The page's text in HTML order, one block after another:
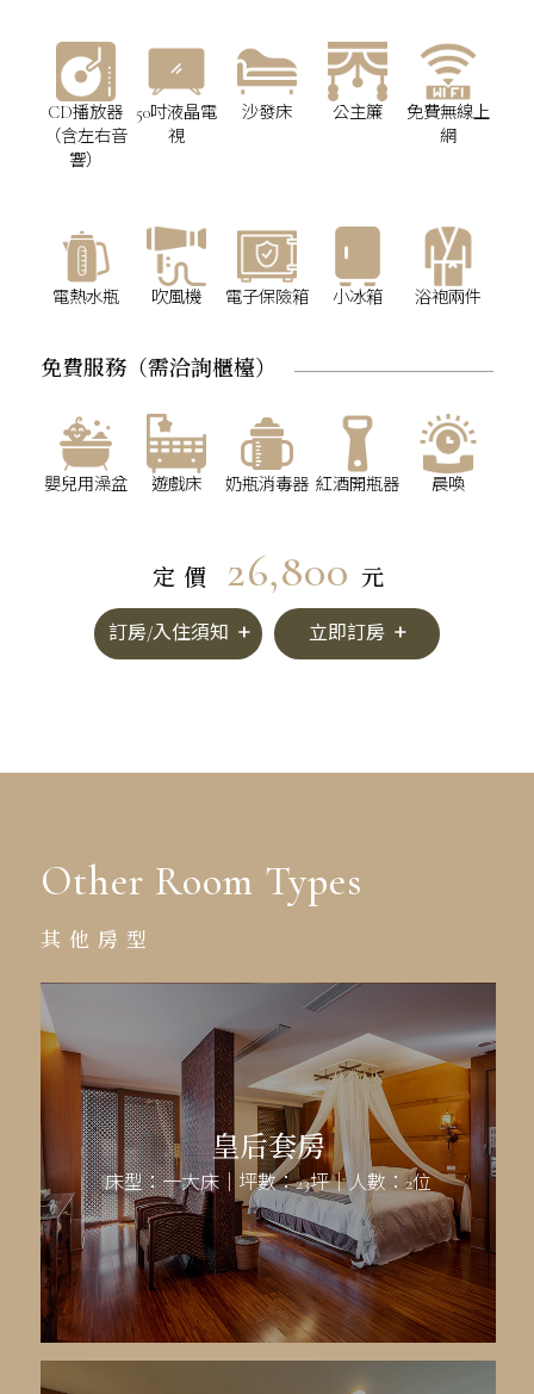
CD播放器
（含左右音
響）
50吋液晶電
視
沙發床 公主簾
免費無線上
網
電熱水瓶 吹風機 電子保險箱 小冰箱 浴袍兩件
免費服務（需洽詢櫃檯）
嬰兒用澡盆 遊戲床 奶瓶消毒器 紅酒開瓶器 晨喚
定價 26,800 元
訂房/入住須知 立即訂房
Other Room Types
其他房型
皇后套房
床型：一大床｜坪數：23坪｜人數：2位